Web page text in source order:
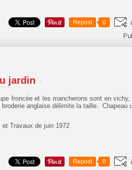
Repost 0
jardin
froncée et les mancherons sont en
anglaise délimite la taille. Chapeau
et Travaux de juin 1972
Repost 0